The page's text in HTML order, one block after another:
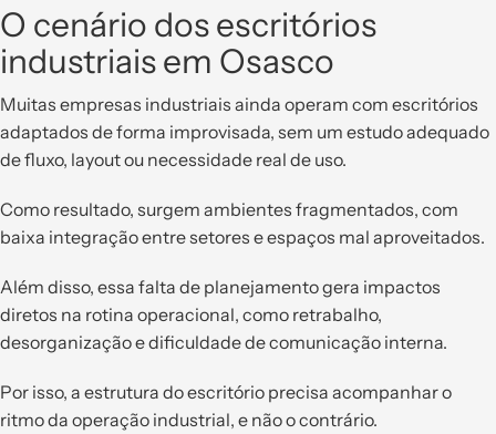
O cenário dos escritórios
industriais em Osasco
Muitas empresas industriais ainda operam com escritórios
adaptados de forma improvisada, sem um estudo adequado
de fluxo, layout ou necessidade real de uso.
Como resultado, surgem ambientes fragmentados, com
baixa integração entre setores e espaços mal aproveitados.
Além disso, essa falta de planejamento gera impactos
diretos na rotina operacional, como retrabalho,
desorganização e dificuldade de comunicação interna.
Por isso, a estrutura do escritório precisa acompanhar o
ritmo da operação industrial, e não o contrário.